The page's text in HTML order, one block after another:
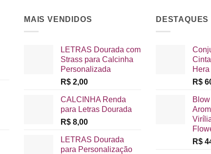
MAIS VENDIDOS
LETRAS Dourada com
Strass para Calcinha
Personalizada
R$ 2,00
CALCINHA Renda
para Letras Dourada
R$ 8,00
LETRAS Dourada
para Personalização
DESTAQUES
Hera
R$
Blow
R$